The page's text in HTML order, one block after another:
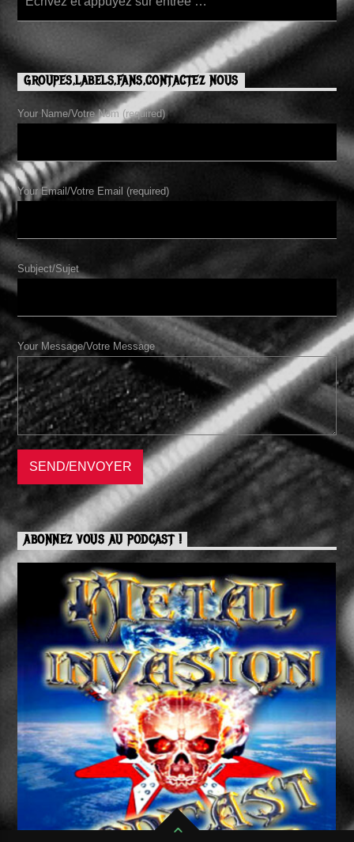
GROUPES,LABELS,FANS,CONTACTEZ NOUS
Your Name/Votre Nom (required)
Your Email/Votre Email (required)
Subject/Sujet
Your Message/Votre Message
ABONNEZ VOUS AU PODCAST !